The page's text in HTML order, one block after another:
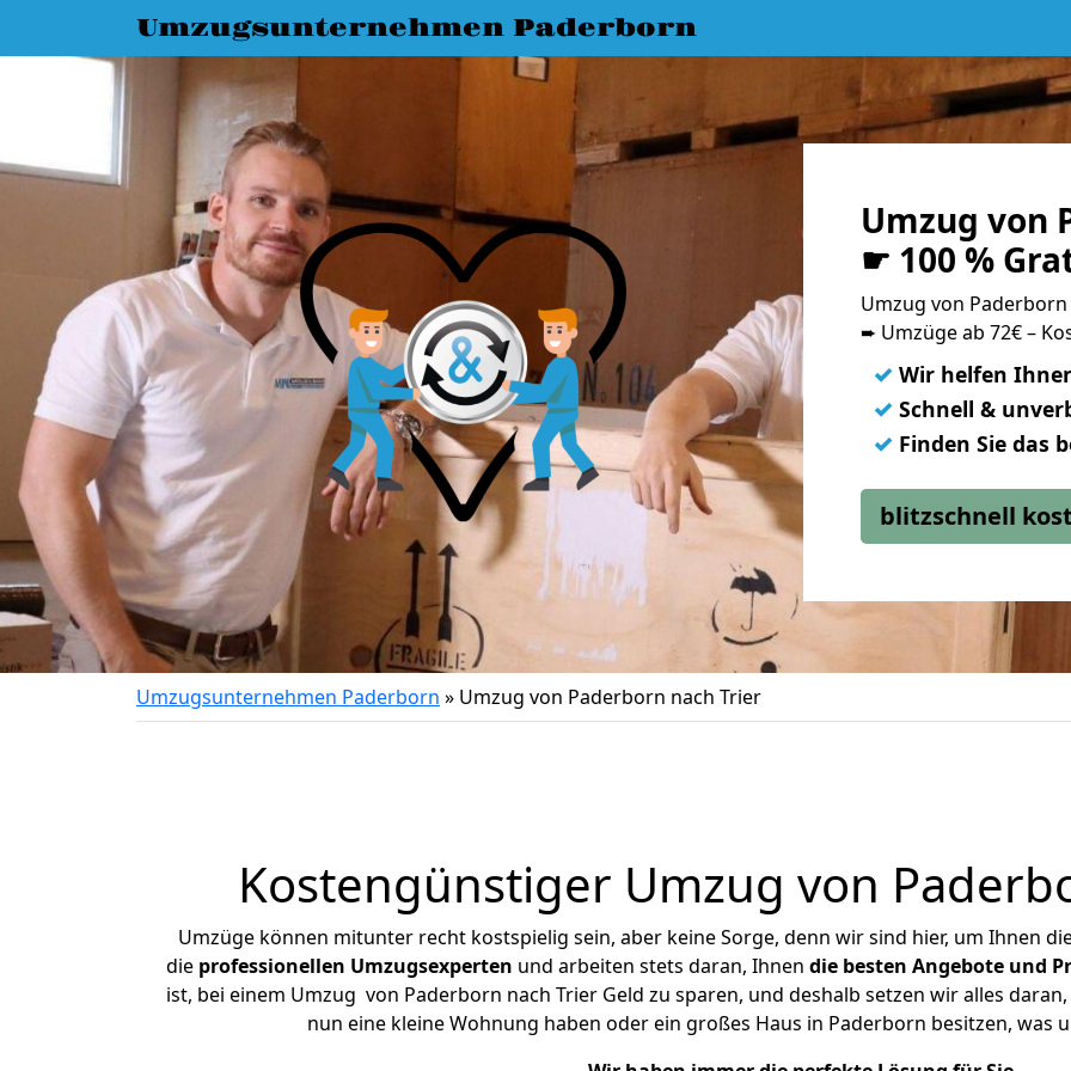
Umzugsunternehmen Paderborn
Umzug von
☛ 100 %
Umzug von
➨ Umzüge ab 72€ –
✓ Wir helfen
✓ Schnell &
✓ Finden Sie das
blitzschnell
Umzugsunternehmen Paderborn » Umzug von Paderborn nach Trier
Kostengünstiger Umzug von
Umzüge können mitunter recht kostspielig sein, aber keine Sorge, denn wir sind hier, um Ihnen
die professionellen Umzugsexperten und arbeiten stets daran, Ihnen die besten Angebote und
ist, bei einem Umzug von Paderborn nach Trier Geld zu sparen, und deshalb setzen wir alles
nun eine kleine Wohnung haben oder ein großes Haus in Paderborn besitzen, was